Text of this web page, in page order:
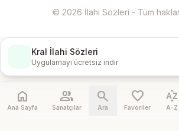
© 2026 İlahi Sözleri - Tüm hakları
Kral İlahi Sözleri
Uygulamayı ücretsiz indir
home
Ana Sayfa
people
Sanatçılar
search
Ara
favorite
Favoriler
sort_by_alpha
A-Z